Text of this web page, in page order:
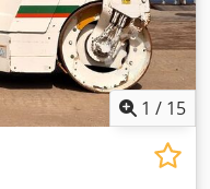
1 / 15